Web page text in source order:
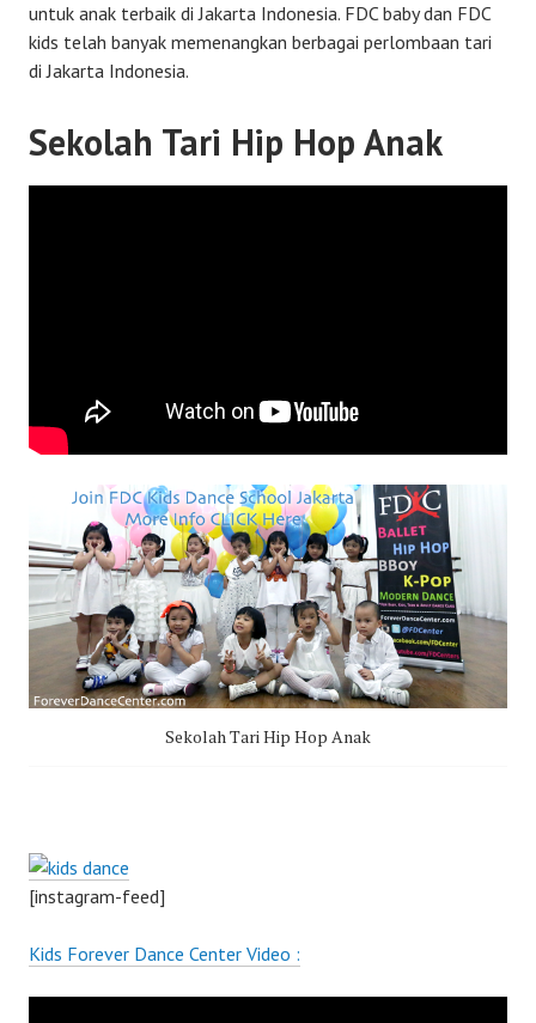
untuk anak terbaik di Jakarta Indonesia. FDC baby dan FDC
kids telah banyak memenangkan berbagai perlombaan tari
di Jakarta Indonesia.
Sekolah Tari Hip Hop Anak
Sekolah Tari Hip Hop Anak
[instagram-feed]
Kids Forever Dance Center Video :